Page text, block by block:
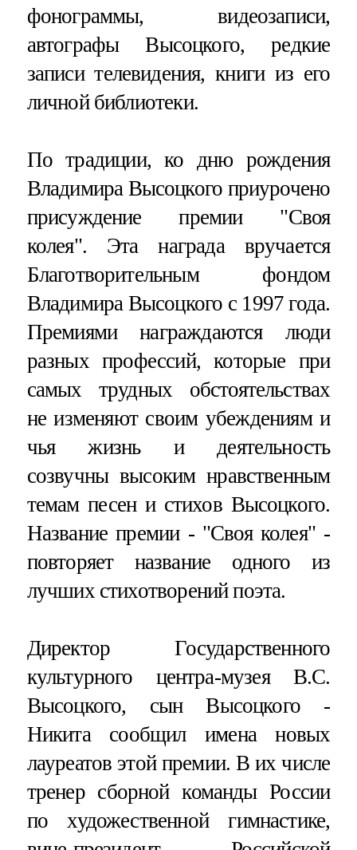
фонограммы, видеозаписи,
автографы Высоцкого, редкие
записи телевидения, книги из его
личной библиотеки.
По традиции, ко дню рождения
Владимира Высоцкого приурочено
присуждение премии "Своя
колея". Эта награда вручается
Благотворительным фондом
Владимира Высоцкого с 1997 года.
Премиями награждаются люди
разных профессий, которые при
самых трудных обстоятельствах
не изменяют своим убеждениям и
чья жизнь и деятельность
созвучны высоким нравственным
темам песен и стихов Высоцкого.
Название премии - "Своя колея" -
повторяет название одного из
лучших стихотворений поэта.
Директор Государственного
культурного центра-музея В.С.
Высоцкого, сын Высоцкого -
Никита сообщил имена новых
лауреатов этой премии. В их числе
тренер сборной команды России
по художественной гимнастике,